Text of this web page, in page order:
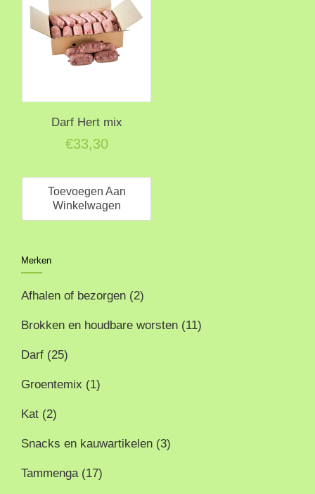
de
Darf Hert mix
€33,30
Toevoegen Aan
Winkelwagen
Merken
Afhalen of bezorgen (2)
Brokken en houdbare worsten (11)
Darf (25)
Groentemix (1)
Kat (2)
Snacks en kauwartikelen (3)
Tammenga (17)